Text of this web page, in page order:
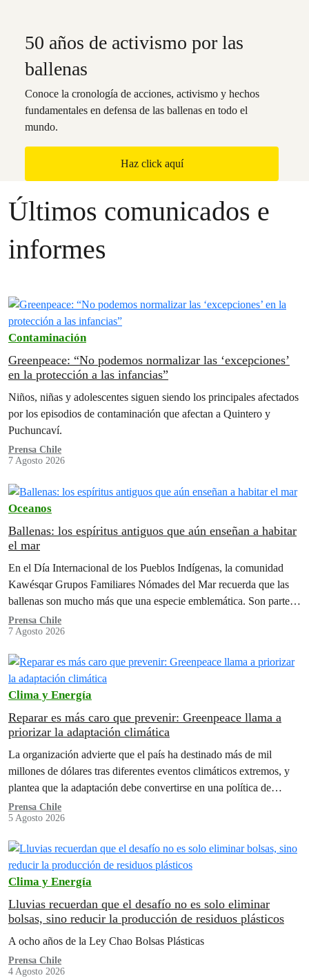
50 años de activismo por las
ballenas
Conoce la cronología de acciones, activismo y hechos
fundamentales en defensa de las ballenas en todo el
mundo.
Haz click aquí
Últimos comunicados e
informes
Contaminación
Greenpeace: “No podemos normalizar las ‘excepciones’
en la protección a las infancias”
Niños, niñas y adolescentes siguen siendo los principales afectados
por los episodios de contaminación que afectan a Quintero y
Puchuncaví.
Prensa Chile
7 Agosto 2026
Oceanos
Ballenas: los espíritus antiguos que aún enseñan a habitar
el mar
En el Día Internacional de los Pueblos Indígenas, la comunidad
Kawésqar Grupos Familiares Nómades del Mar recuerda que las
ballenas son mucho más que una especie emblemática. Son parte
de la memoria, la espiritualidad y el equilibrio del territorio.
Prensa Chile
7 Agosto 2026
Clima y Energía
Reparar es más caro que prevenir: Greenpeace llama a
priorizar la adaptación climática
La organización advierte que el país ha destinado más de mil
millones de dólares tras diferentes eventos climáticos extremos, y
plantea que la adaptación debe convertirse en una política de
Estado para reducir los impactos humanos y económicos de futuras
emergencias.
Prensa Chile
5 Agosto 2026
Clima y Energía
Lluvias recuerdan que el desafío no es solo eliminar
bolsas, sino reducir la producción de residuos plásticos
A ocho años de la Ley Chao Bolsas Plásticas
Prensa Chile
4 Agosto 2026